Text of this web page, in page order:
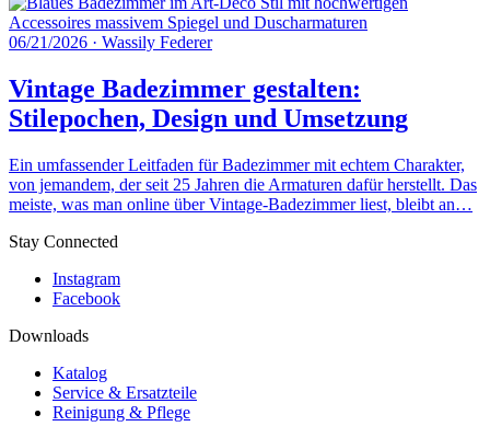
06/21/2026 · Wassily Federer
Vintage Badezimmer gestalten:
Stilepochen, Design und Umsetzung
Ein umfassender Leitfaden für Badezimmer mit echtem Charakter,
von jemandem, der seit 25 Jahren die Armaturen dafür herstellt. Das
meiste, was man online über Vintage-Badezimmer liest, bleibt an…
Stay Connected
Instagram
Facebook
Downloads
Katalog
Service & Ersatzteile
Reinigung & Pflege